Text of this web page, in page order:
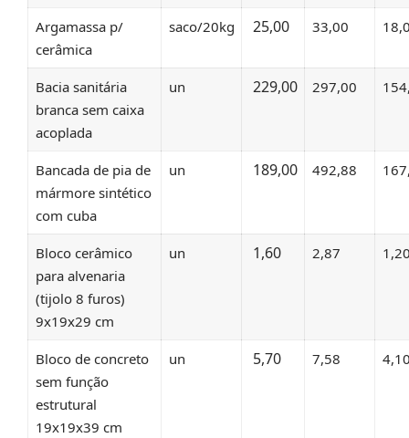
Argamassa p/
cerâmica
saco/20kg 25,00 33,00
Bacia sanitária
branca sem caixa
acoplada
un 229,00 297,00
Bancada de pia de
mármore sintético
com cuba
un 189,00 492,88
Bloco cerâmico
para alvenaria
(tijolo 8 furos)
9x19x29 cm
un 1,60 2,87
Bloco de concreto
sem função
estrutural
19x19x39 cm
un 5,70 7,58